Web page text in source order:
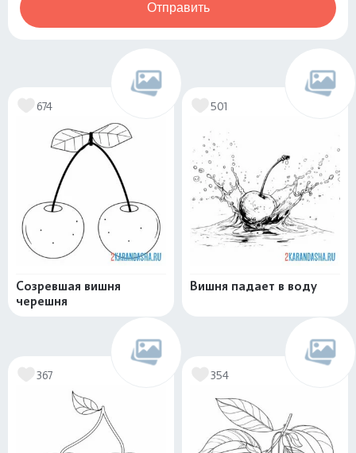
Отправить
674
Созревшая вишня
черешня
501
Вишня падает в воду
367 354